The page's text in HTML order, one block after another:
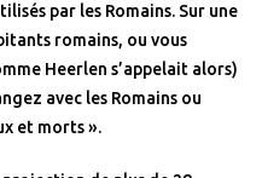
par les Romains. Sur une
romains, ou vous
Heerlen s’appelait alors)
avec les Romains ou
et morts ».